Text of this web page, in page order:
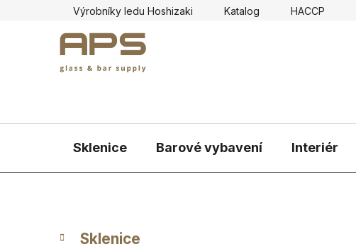
Výrobníky ledu Hoshizaki Katalog HACCP
Sklenice Barové vybavení Interiér
PPřeskočit
Sklenice